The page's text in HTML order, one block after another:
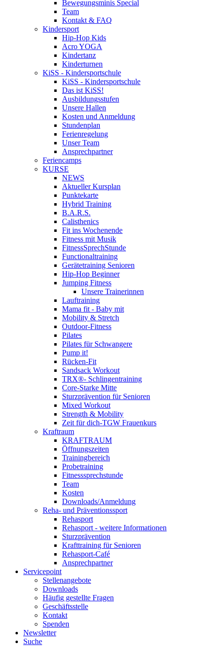
Bewegungsminis Special
Team
Kontakt & FAQ
Kindersport
Hip-Hop Kids
Acro YOGA
Kindertanz
Kinderturnen
KiSS - Kindersportschule
KiSS - Kindersportschule
Das ist KiSS!
Ausbildungsstufen
Unsere Hallen
Kosten und Anmeldung
Stundenplan
Ferienregelung
Unser Team
Ansprechpartner
Feriencamps
KURSE
NEWS
Aktueller Kursplan
Punktekarte
Hybrid Training
B.A.R.S.
Calisthenics
Fit ins Wochenende
Fitness mit Musik
FitnessSprechStunde
Functionaltraining
Gerätetraining Senioren
Hip-Hop Beginner
Jumping Fitness
Unsere Trainerinnen
Lauftraining
Mama fit - Baby mit
Mobility & Stretch
Outdoor-Fitness
Pilates
Pilates für Schwangere
Pump it!
Rücken-Fit
Sandsack Workout
TRX®- Schlingentraining
Core-Starke Mitte
Sturzprävention für Senioren
Mixed Workout
Strength & Mobility
Zeit für dich-TGW Frauenkurs
Kraftraum
KRAFTRAUM
Öffnungszeiten
Trainingbereich
Probetraining
Fitnesssprechstunde
Team
Kosten
Downloads/Anmeldung
Reha- und Präventionssport
Rehasport
Rehasport - weitere Informationen
Sturzprävention
Krafttraining für Senioren
Rehasport-Café
Ansprechpartner
Servicepoint
Stellenangebote
Downloads
Häufig gestellte Fragen
Geschäftsstelle
Kontakt
Spenden
Newsletter
Suche